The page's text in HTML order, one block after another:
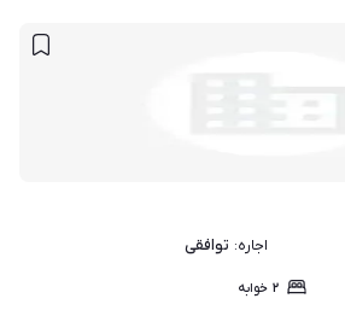
اجاره: توافقی
۲ خوابه